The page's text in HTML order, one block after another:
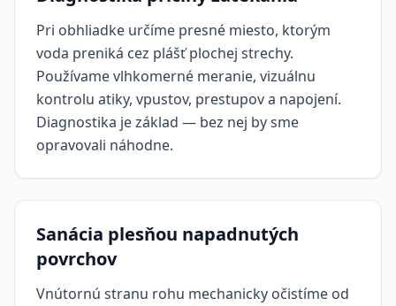
Pri obhliadke určíme presné miesto, ktorým
voda preniká cez plášť plochej strechy.
Používame vlhkomerné meranie, vizuálnu
kontrolu atiky, vpustov, prestupov a napojení.
Diagnostika je základ — bez nej by sme
opravovali náhodne.
Sanácia plesňou napadnutých
povrchov
Vnútornú stranu rohu mechanicky očistíme od